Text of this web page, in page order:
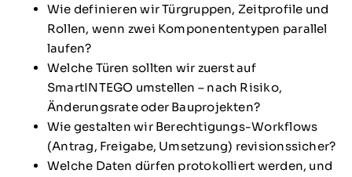
Wie definieren wir Türgruppen, Zeitprofile und
Rollen, wenn zwei Komponententypen parallel
laufen?
Welche Türen sollten wir zuerst auf
SmartINTEGO umstellen – nach Risiko,
Änderungsrate oder Bauprojekten?
Wie gestalten wir Berechtigungs-Workflows
(Antrag, Freigabe, Umsetzung) revisionssicher?
Welche Daten dürfen protokolliert werden, und